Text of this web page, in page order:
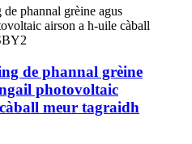
de phannal grèine
photovoltaic
meur tagraidh